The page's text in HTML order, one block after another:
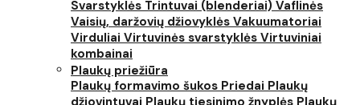
Svarstyklės Trintuvai (blenderiai) Vaflinės
Vaisių, daržovių džiovyklės Vakuumatoriai
Virduliai Virtuvinės svarstyklės Virtuviniai
kombainai
Plaukų priežiūra
Plaukų formavimo šukos Priedai Plaukų
džiovintuvai Plaukų tiesinimo žnyplės Plaukų